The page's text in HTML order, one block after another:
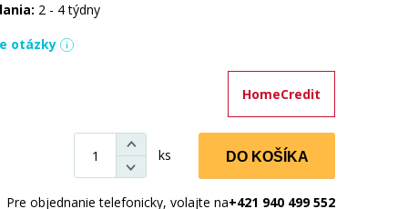
2 - 4 týdny
otázky
HomeCredit
ks DO KOŠÍKA
Pre objednanie telefonicky, volajte na+421 940 499 552